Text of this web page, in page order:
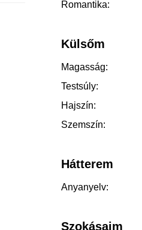
Romantika:
Külsőm
Magasság:
Testsúly:
Hajszín:
Szemszín:
Hátterem
Anyanyelv:
Szokásaim